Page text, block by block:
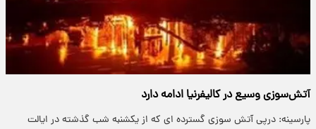
آتش‌سوزی‌ وسیع در کالیفرنیا ادامه دارد
پارسینه: درپی آتش سوزی گسترده ای که از یکشنبه شب گذشته در ایالت